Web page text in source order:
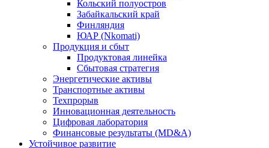
Кольский полуостров
Забайкальский край
Финляндия
ЮАР (Nkomati)
Продукция и сбыт
Продуктовая линейка
Сбытовая стратегия
Энергетические активы
Транспортные активы
Техпрорыв
Инновационная деятельность
Цифровая лаборатория
Финансовые результаты (MD&A)
Устойчивое развитие